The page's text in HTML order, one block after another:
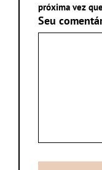
próxima vez
Seu